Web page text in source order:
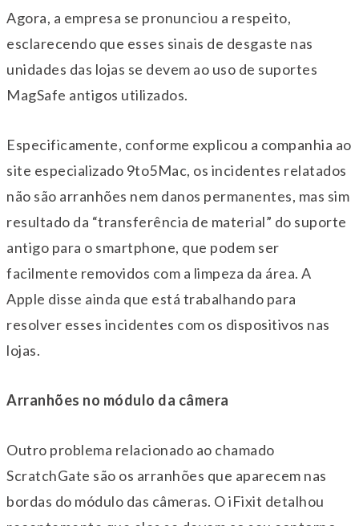
Agora, a empresa se pronunciou a respeito,
esclarecendo que esses sinais de desgaste nas
unidades das lojas se devem ao uso de suportes
MagSafe antigos utilizados.
Especificamente, conforme explicou a companhia ao
site especializado 9to5Mac, os incidentes relatados
não são arranhões nem danos permanentes, mas sim
resultado da “transferência de material” do suporte
antigo para o smartphone, que podem ser
facilmente removidos com a limpeza da área. A
Apple disse ainda que está trabalhando para
resolver esses incidentes com os dispositivos nas
lojas.
Arranhões no módulo da câmera
Outro problema relacionado ao chamado
ScratchGate são os arranhões que aparecem nas
bordas do módulo das câmeras. O iFixit detalhou